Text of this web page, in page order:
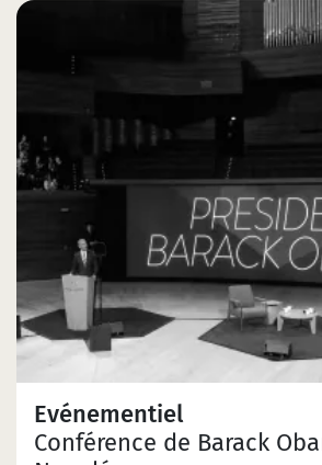
Evénementiel
Conférence de Barack